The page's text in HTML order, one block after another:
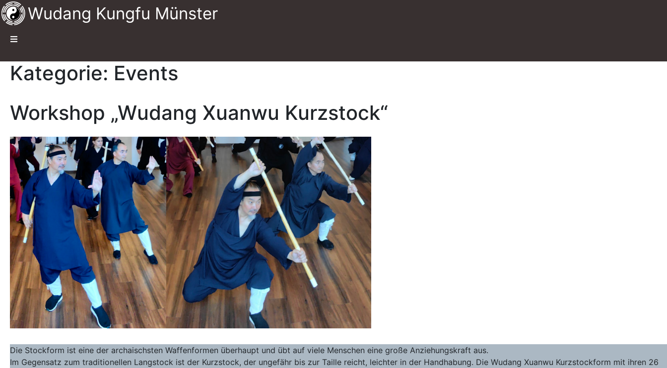
Wudang Kungfu Münster
Kategorie: Events
Workshop „Wudang Xuanwu Kurzstock“
Die Stockform ist eine der archaischsten Waffenformen überhaupt und übt auf viele Menschen eine große Anziehungskraft aus.
Im Gegensatz zum traditionellen Langstock ist der Kurzstock, der ungefähr bis zur Taille reicht, leichter in der Handhabung. Die Wudang Xuanwu Kurzstockform mit ihren 26